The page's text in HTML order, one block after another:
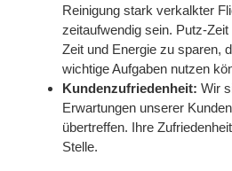
Reinigung stark verkalkter
zeitaufwendig sein. Putz-
Zeit und Energie zu sparen,
wichtige Aufgaben nutzen
Kundenzufriedenheit: Wir
Erwartungen unserer
übertreffen. Ihre
Stelle.